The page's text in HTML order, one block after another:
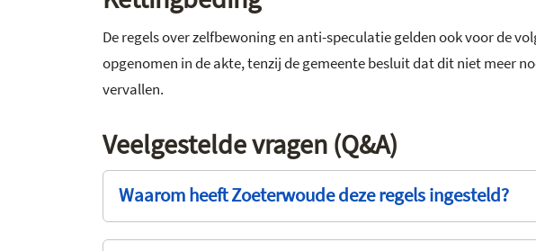
De regels over zelfbewoning en anti-speculatie gelden ook voor de
opgenomen in de akte, tenzij de gemeente besluit dat dit niet meer
vervallen.
Veelgestelde vragen (Q&A)
Waarom heeft Zoeterwoude deze regels ingesteld?